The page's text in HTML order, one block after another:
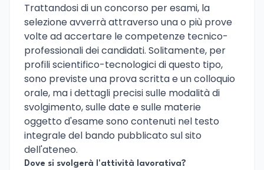
Trattandosi di un concorso per esami, la
selezione avverrà attraverso una o più prove
volte ad accertare le competenze tecnico-
professionali dei candidati. Solitamente, per
profili scientifico-tecnologici di questo tipo,
sono previste una prova scritta e un colloquio
orale, ma i dettagli precisi sulle modalità di
svolgimento, sulle date e sulle materie
oggetto d'esame sono contenuti nel testo
integrale del bando pubblicato sul sito
dell'ateneo.
Dove si svolgerà l'attività lavorativa?